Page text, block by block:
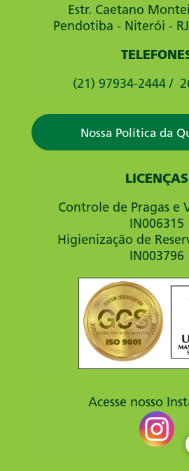
Estr. Caetano
Pendotiba - Niterói -
(21) 97934-2444 /
Nossa Política da
LICENÇAS
Controle de Pragas e
IN006315
Higienização de
IN003796
Acesse nosso